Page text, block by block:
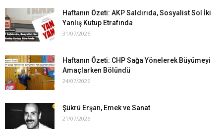
Haftanın Özeti: AKP Saldırıda, Sosyalist Sol İki
Yanlış Kutup Etrafında
31/07/2026
Haftanın Özeti: CHP Sağa Yönelerek Büyümeyi
Amaçlarken Bölündü
24/07/2026
Şükrü Erşan, Emek ve Sanat
21/07/2026